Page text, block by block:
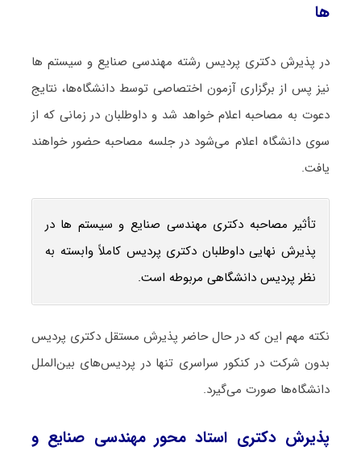
ها
در پذیرش دکتری پردیس رشته مهندسی صنایع و سیستم ها
نیز پس از برگزاری آزمون اختصاصی توسط دانشگاه‌ها، نتایج
دعوت به مصاحبه اعلام خواهد شد و داوطلبان در زمانی که از
سوی دانشگاه اعلام می‌شود در جلسه مصاحبه حضور خواهند
یافت.
تأثیر مصاحبه دکتری مهندسی صنایع و سیستم ها در
پذیرش نهایی داوطلبان دکتری پردیس کاملاً وابسته به
نظر پردیس دانشگاهی مربوطه است.
نکته مهم این که در حال حاضر پذیرش مستقل دکتری پردیس
بدون شرکت در کنکور سراسری تنها در پردیس‌های بین‌الملل
دانشگاه‌ها صورت می‌گیرد.
پذیرش دکتری استاد محور مهندسی صنایع و